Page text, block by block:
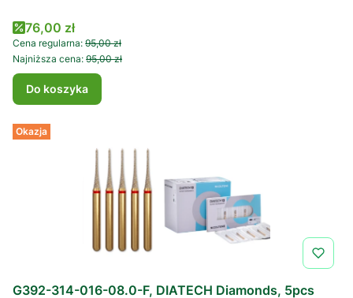
Cena promocyjna
76,00 zł
Cena regularna: 95,00 zł
Najniższa cena: 95,00 zł
Do koszyka
Okazja
G392-314-016-08.0-F, DIATECH Diamonds, 5pcs